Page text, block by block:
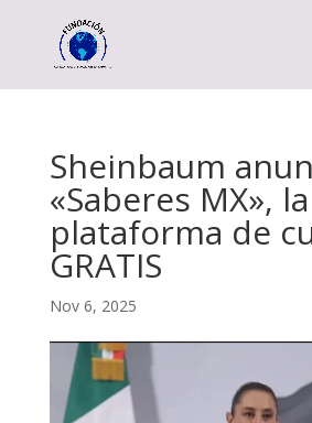
Sheinbaum
«Saberes MX», la
plataforma de
GRATIS
Nov 6, 2025